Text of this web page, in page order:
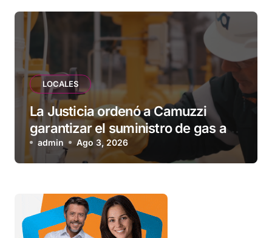
LOCALES
La Justicia ordenó a Camuzzi
garantizar el suministro de gas a
una familia de Tolhuin
admin Ago 3, 2026